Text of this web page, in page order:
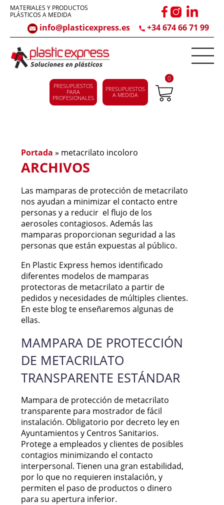
MATERIALES Y PRODUCTOS
PLÁSTICOS A MEDIDA
info@plasticexpress.es +34 674 66 71 99
PRESUPUESTOS
PARA
PROFESIONALES
PRESUPUESTOS
A MEDIDA
0
Portada » metacrilato incoloro
ARCHIVOS
Las mamparas de protección de metacrilato
nos ayudan a minimizar el contacto entre
personas y a reducir el flujo de los
aerosoles contagiosos. Además las
mamparas proporcionan seguridad a las
personas que están expuestas al público.
En Plastic Express hemos identificado
diferentes modelos de mamparas
protectoras de metacrilato a partir de
pedidos y necesidades de múltiples clientes.
En este blog te enseñaremos algunas de
ellas.
MAMPARA DE PROTECCIÓN
DE METACRILATO
TRANSPARENTE ESTÁNDAR
Mampara de protección de metacrilato
transparente para mostrador de fácil
instalación. Obligatorio por decreto ley en
Ayuntamientos y Centros Sanitarios.
Protege a empleados y clientes de posibles
contagios minimizando el contacto
interpersonal. Tienen una gran estabilidad,
por lo que no requieren instalación, y
permiten el paso de productos o dinero
para su apertura inferior.